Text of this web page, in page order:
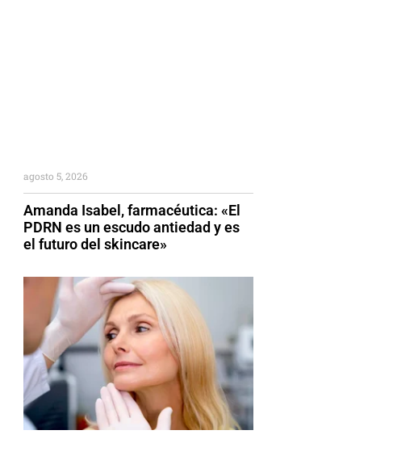
Amanda Isabel, farmacéutica: «El
PDRN es un escudo antiedad y es
el futuro del skincare»
agosto 5, 2026